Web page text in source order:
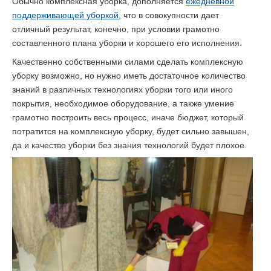
поддерживающей уборкой , что в совокупности дает
отличный результат, конечно, при условии грамотно
составленного плана уборки и хорошего его исполнения.
Качественно собственными силами сделать комплексную
уборку возможно, но нужно иметь достаточное количество
знаний в различных технологиях уборки того или иного
покрытия, необходимое оборудование, а также умение
грамотно построить весь процесс, иначе бюджет, который
потратится на комплексную уборку, будет сильно завышен,
да и качество уборки без знания технологий будет плохое.